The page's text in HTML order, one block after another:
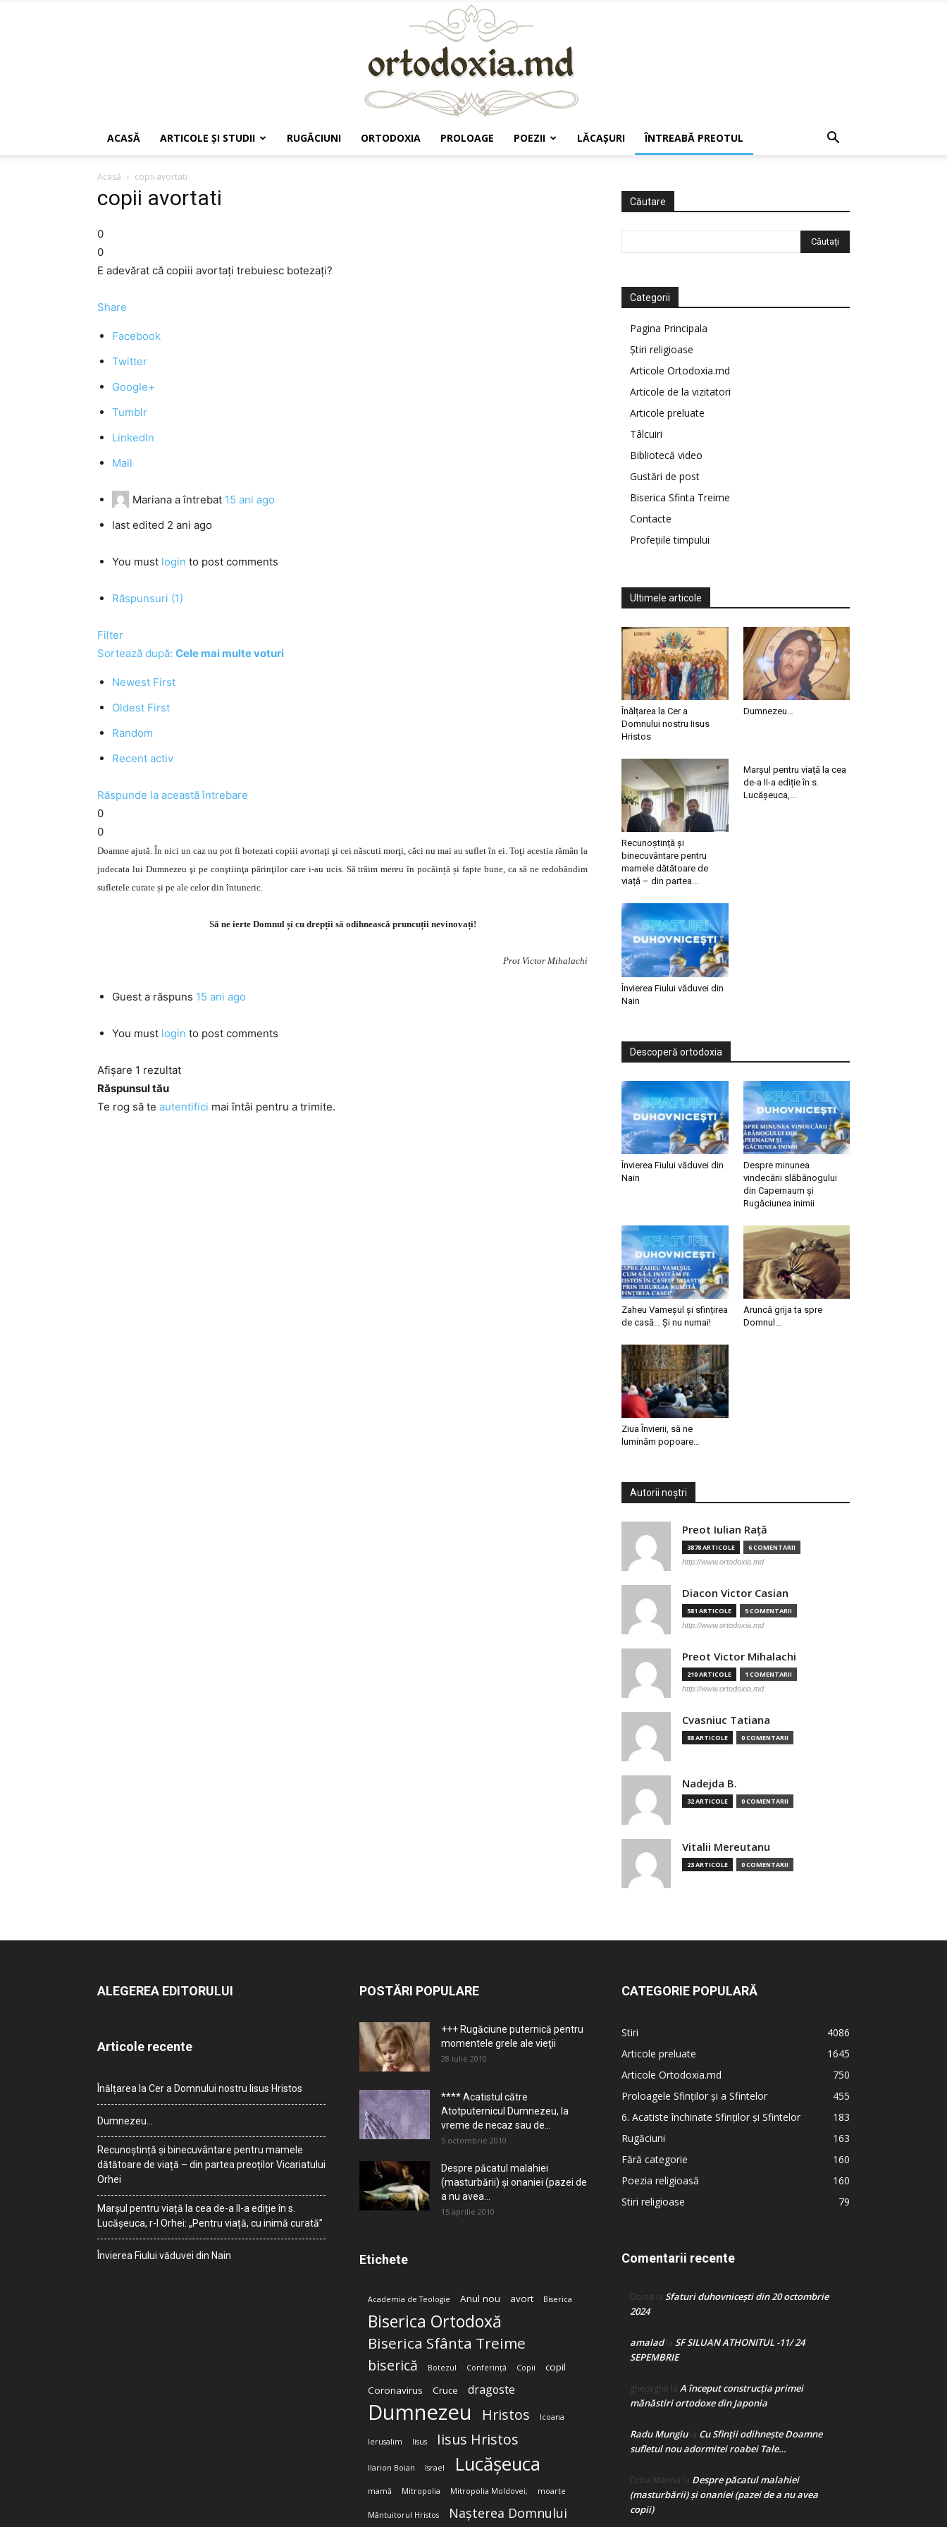
ACASĂ ARTICOLE ŞI STUDII RUGĂCIUNI ORTODOXIA PROLOAGE POEZII LĂCAŞURI ÎNTREABĂ PREOTUL
Acasă copii avortati
copii avortati
0
0
E adevărat că copiii avortaţi trebuiesc botezaţi?
Share
Facebook
Twitter
Google+
Tumblr
LinkedIn
Mail
Mariana a întrebat 15 ani ago
last edited 2 ani ago
You must login to post comments
Răspunsuri (1)
Filter
Sortează după: Cele mai multe voturi
Newest First
Oldest First
Random
Recent activ
Răspunde la această întrebare
0
0
Doamne ajută. În nici un caz nu pot fi botezati copiii avortaţi şi cei născuti morţi, căci nu mai au suflet în ei. Toţi acestia rămân la
judecata lui Dumnezeu şi pe conştiinţa părinţilor care i-au ucis. Să trăim mereu în pocăință și fapte bune, ca să ne redobândim
sufletele curate și pe ale celor din întuneric.
Să ne ierte Domnul și cu drepții să odihnească pruncuții nevinovați!
Prot Victor Mihalachi
Guest a răspuns 15 ani ago
You must login to post comments
Afișare 1 rezultat
Răspunsul tău
Te rog să te autentifici mai întâi pentru a trimite.
Căutare
Categorii
Pagina Principala
Știri religioase
Articole Ortodoxia.md
Articole de la vizitatori
Articole preluate
Tâlcuiri
Bibliotecă video
Gustări de post
Biserica Sfinta Treime
Contacte
Profețiile timpului
Ultimele articole
Înălțarea la Cer a
Domnului nostru Iisus
Hristos
Dumnezeu…
Recunoștință și
binecuvântare pentru
mamele dătătoare de
viață – din partea...
Marșul pentru viață la cea
de-a II-a ediție în s.
Lucășeuca,...
Învierea Fiului văduvei din
Nain
Descoperă ortodoxia
Învierea Fiului văduvei din
Nain
Despre minunea
vindecării slăbănogului
din Capernaum și
Rugăciunea inimii
Zaheu Vameșul și sfințirea
de casă… Și nu numai!
Aruncă grija ta spre
Domnul…
Ziua Învierii, să ne
luminăm popoare…
Autorii noștri
Preot Iulian Raţă
3878 ARTICOLE 6 COMENTARII
http://www.ortodoxia.md
Diacon Victor Casian
581 ARTICOLE 5 COMENTARII
http://www.ortodoxia.md
Preot Victor Mihalachi
210 ARTICOLE 1 COMENTARII
http://www.ortodoxia.md
Cvasniuc Tatiana
88 ARTICOLE 0 COMENTARII
Nadejda B.
32 ARTICOLE 0 COMENTARII
Vitalii Mereutanu
23 ARTICOLE 0 COMENTARII
ALEGEREA EDITORULUI
Articole recente
Înălțarea la Cer a Domnului nostru Iisus Hristos
Dumnezeu…
Recunoștință și binecuvântare pentru mamele
dătătoare de viață – din partea preoților Vicariatului
Orhei
Marșul pentru viață la cea de-a II-a ediție în s.
Lucășeuca, r-l Orhei: „Pentru viață, cu inimă curată”
Învierea Fiului văduvei din Nain
POSTĂRI POPULARE
+++ Rugăciune puternică pentru
momentele grele ale vieţii
28 iulie 2010
**** Acatistul către
Atotputernicul Dumnezeu, la
vreme de necaz sau de...
5 octombrie 2010
Despre păcatul malahiei
(masturbării) şi onaniei (pazei de
a nu avea...
15 aprilie 2010
Etichete
Academia de Teologie Anul nou avort Biserica
Biserica Ortodoxă
Biserica Sfânta Treime
biserică Botezul Conferință Copii
copil
Coronavirus
Cruce dragoste
Dumnezeu Hristos Icoana
Ierusalim Iisus Iisus Hristos
Ilarion Boian Israel Lucășeuca
mamă Mitropolia Mitropolia Moldovei; moarte
Mântuitorul Hristos Nașterea Domnului
CATEGORIE POPULARĂ
Stiri
4086
Articole preluate
1645
Articole Ortodoxia.md
750
Proloagele Sfinților și a Sfintelor
455
6. Acatiste închinate Sfinților și Sfintelor
183
Rugăciuni
163
Fără categorie
160
Poezia religioasă
160
Stiri religioase
79
Comentarii recente
Doina la Sfaturi duhovnicești din 20 octombrie
2024
amaladla SF SILUAN ATHONITUL -11/ 24
SEPEMBRIE
gheorghe la A început construcţia primei
mănăstiri ortodoxe din Japonia
Radu Mungiula Cu Sfinții odihnește Doamne
sufletul nou adormitei roabei Tale…
Crina Marina la Despre păcatul malahiei
(masturbării) şi onaniei (pazei de a nu avea
copii)